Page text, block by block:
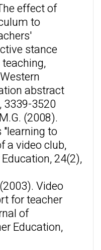
effect of
to
stance
abstract
3520.
(2008).
to
a video club,
24(2),
Video
for teacher
of
Education,